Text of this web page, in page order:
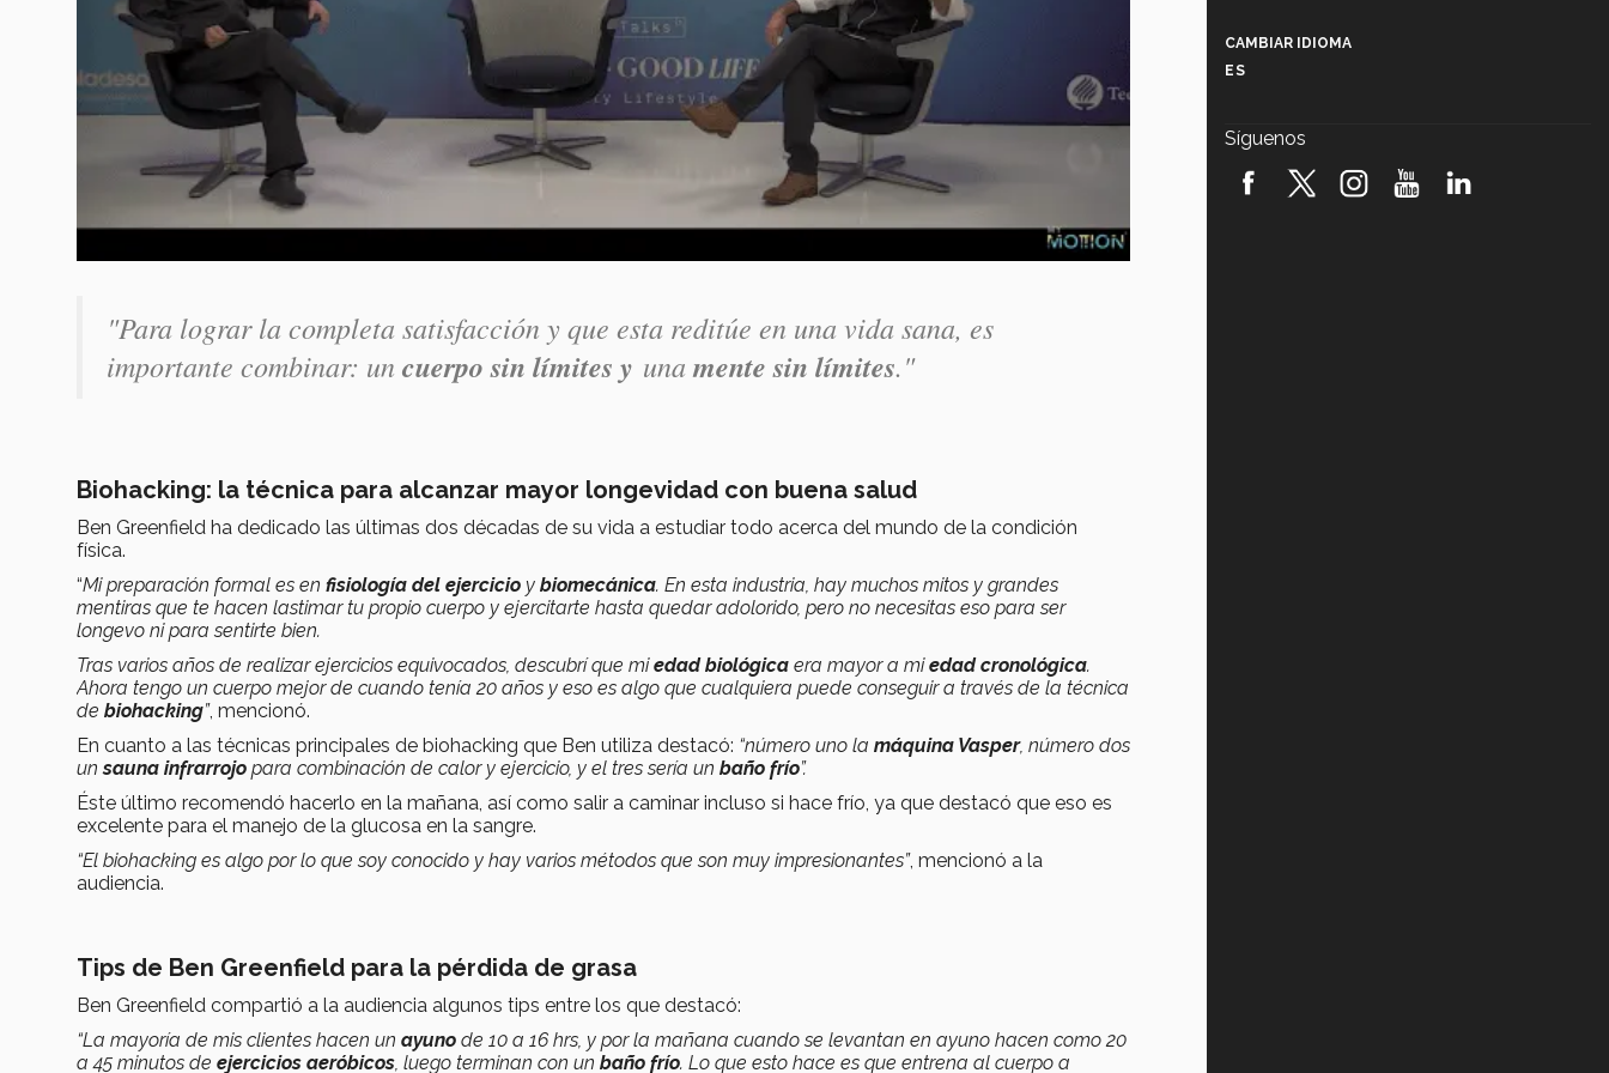
"Para lograr la completa satisfacción y que esta reditúe en una vida sana, es
importante combinar: un cuerpo sin límites y unamente sin límites."
Biohacking: la técnica para alcanzar mayor longevidad con buena salud
Ben Greenfield ha dedicado las últimas dos décadas de su vida a estudiar todo acerca del mundo de la condición
física.
“Mi preparación formal es en fisiología del ejercicio y biomecánica. En esta industria, hay muchos mitos y grandes
mentiras que te hacen lastimar tu propio cuerpo y ejercitarte hasta quedar adolorido, pero no necesitas eso para ser
longevo ni para sentirte bien.
Tras varios años de realizar ejercicios equivocados, descubrí que miedad biológica era mayor a miedad cronológica.
Ahora tengo un cuerpo mejor de cuando tenía 20 años y eso es algo que cualquiera puede conseguir a través de la técnica
de biohacking”, mencionó.
En cuanto a las técnicas principales de biohacking que Ben utiliza destacó: “número uno la máquina Vasper, número dos
unsauna infrarrojo para combinación de calor y ejercicio, y el tres sería un baño frío”.
Éste último recomendó hacerlo en la mañana, así como salir a caminar incluso si hace frío, ya que destacó que eso es
excelente para el manejo de la glucosa en la sangre.
“El biohacking es algo por lo que soy conocido y hay varios métodos que son muy impresionantes”, mencionó a la
audiencia.
Tips de Ben Greenfield para la pérdida de grasa
Ben Greenfield compartió a la audiencia algunos tips entre los que destacó:
“La mayoría de mis clientes hacen un ayuno de 10 a 16 hrs, y por la mañana cuando se levantan en ayuno hacen como 20
a 45 minutos de ejercicios aeróbicos , luego terminan con un baño frío. Lo que esto hace es que entrena al cuerpo a
robótica FIRST 2026! (video)
CAMBIAR IDIOMA
ES
Síguenos